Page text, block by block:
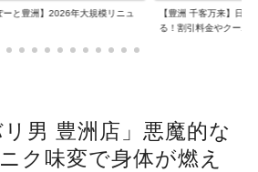
客万来】日帰り温泉は空いて
金やクーポ...
【豊洲 千客万来】
め
リ男 豊洲店」悪魔的な
ク味変で身体が燃え